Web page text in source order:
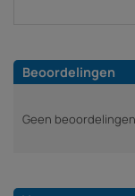
Beoordelingen
Geen beoordelingen